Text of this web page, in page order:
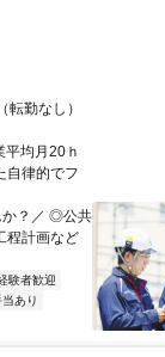
勤なし）
均月20ｈ
自律的でフ
か？／ ◎公共
程計画など
験者歓迎
あり